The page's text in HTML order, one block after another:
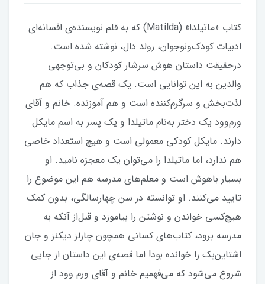
کتاب «ماتیلدا» (Matilda) که به قلم نویسنده‌ی افسانه‌ای
ادبیات کودک‌ونوجوان، رولد دال، نوشته شده است.
درحقیقت داستان هوش سرشار کودکان و بی‌توجهی
والدین به این توانایی است. یک قصه‌ی جذاب که هم
لذت‌بخش و سرگرم‌کننده است و هم آموزنده. خانم و آقای
ورم‌وود یک دختر به‌نام ماتیلدا و یک پسر به اسم مایکل
دارند. مایکل کودکی معمولی است و هیچ استعداد خاصی
هم ندارد، اما ماتیلدا را می‌توان یک معجزه نامید. او
بسیار باهوش است و معلم‌های مدرسه هم این موضوع را
تایید می‌کنند. او توانسته در سن چهارسالگی، بدون کمک
هیچ‌کسی خواندن و نوشتن را بیاموزد و قبل‌از آنکه به
مدرسه برود، کتاب‌های کسانی همچون چارلز دیکنز و جان
اشتاین‌بک را خوانده بود! اما قصه‌ی این داستان از جایی
شروع می‌شود که می‌فهمیم خانم و آقای ورم وود از